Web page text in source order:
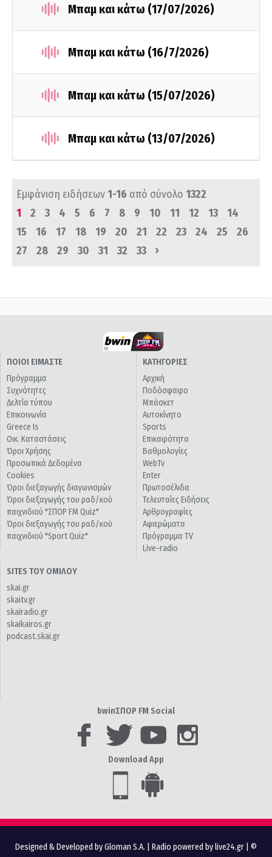
Μπαμ και κάτω (17/07/2026)
Μπαμ και κάτω (16/7/2026)
Μπαμ και κάτω (15/07/2026)
Μπαμ και κάτω (13/07/2026)
Εμφάνιση ειδήσεων1-16 από σύνολο 1322
1
2 3 4 5 6 7 8 9 10 11 12 13
14
15
16 17 18 19 20 21 22 23 24 25
26
27
28 29 30 31 32 33 ›
ΠΟΙΟΙ ΕΙΜΑΣΤΕ
Πρόγραμμα
Συχνότητες
Δελτία τύπου
Επικοινωνία
Greece Is
Οικ. Καταστάσεις
Όροι Χρήσης
Προσωπικά Δεδομένα
Cookies
Όροι διεξαγωγής διαγωνισμών
Όροι διεξαγωγής του ραδ/κού
παιχνιδιού "ΣΠΟΡ FM Quiz"
Όροι διεξαγωγής του ραδ/κού
παιχνιδιού "Sport Quiz"
ΚΑΤΗΓΟΡΙΕΣ
Αρχική
Ποδόσφαιρο
Μπάσκετ
Αυτοκίνητο
Sports
Επικαιρότητα
Βαθμολογίες
WebTv
Enter
Πρωτοσέλιδα
Τελευταίες Ειδήσεις
Αρθρογραφίες
Αφιερώματα
Πρόγραμμα TV
Live-radio
SITES ΤΟΥ ΟΜΙΛΟΥ
skai.gr
skaitv.gr
skairadio.gr
skaikairos.gr
podcast.skai.gr
bwinΣΠΟΡ FM Social
Download App
Designed & Developed by Gloman S.A. Radio powered by live24.gr | ©